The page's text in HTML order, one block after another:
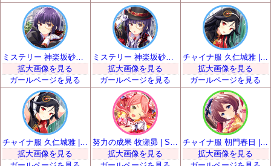
拡大画像を見る
ガールページを見る
ミステリー 神楽坂砂夜 | SSR
拡大画像を見る
ガールページを見る
チャイナ服 久仁城雅 | SSR
拡大画像を見る
ガールページを見る
拡大画像を見る
拡大画像を見る
チャイナ服 朝門春日 | SSR
拡大画像を見る